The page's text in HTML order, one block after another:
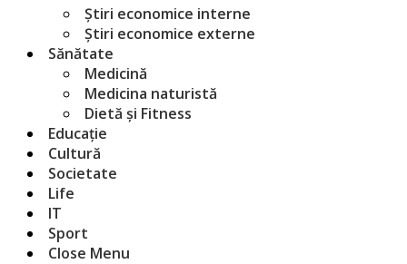
Știri economice interne
Știri economice externe
Sănătate
Medicină
Medicina naturistă
Dietă și Fitness
Educație
Cultură
Societate
Life
IT
Sport
Close Menu